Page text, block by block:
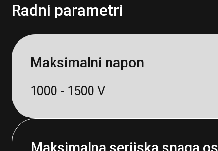
Radni parametri
Maksimalni napon
1000 - 1500 V
Maksimalna serijska snaga